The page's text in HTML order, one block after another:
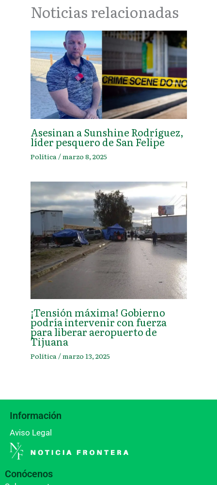
Noticias relacionadas
Asesinan a Sunshine Rodríguez,
líder pesquero de San Felipe
Política /marzo 8, 2025
¡Tensión máxima! Gobierno
podría intervenir con fuerza
para liberar aeropuerto de
Tijuana
Política/marzo 13, 2025
Información
Aviso Legal
Conócenos